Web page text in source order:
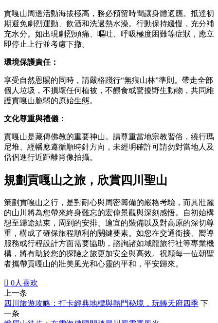
貢嘎山周邊活動海拔極高，務必預留時間讓身體適應。抵達初
期避免劇烈運動、飲酒和洗過熱水澡。行動保持緩慢，充分補
充水分。如出現劇烈頭痛、嘔吐、呼吸極度困難等症狀，應立
即停止上行並考慮下撤。
環境保護責任：
享受自然恩賜的同時，請嚴格踐行“無痕山林”準則。帶走全部
個人垃圾，不損壞任何植被，不餵食或驚擾野生動物，共同維
護貢嘎山脆弱的原始生態。
文化尊重與禮儀：
貢嘎山是藏傳佛教的重要神山。請尊重當地宗教習俗，繞行瑪
尼堆、經幡應遵循順時針方向，未經明確許可請勿對當地人及
僧侶進行近距離肖像拍攝。
規劃貢嘎山之旅，欣賞四川聖山
策劃貢嘎山之行，是對耐心與周密籌備的嚴格考驗，而其壯麗
的山川將為您帶來終身難忘的宏偉景觀與深刻感悟。自初始構
想至歸途結束，周到的安排、適宜的裝備以及對高原的深切尊
重，構成了確保旅程順利的關鍵要素。如您在交通銜接、嚮導
服務或行程設計方面需要協助，諮詢諸如域龍旅行社等專業機
構，將有助於您的探險之旅更加安全與高效。祝願每一位朝聖
者攜帶貢嘎山的壯美風光和心靈的平和，平安歸來。
 0人喜欢
上一条
四川旅遊攻略：打卡經典地標與熱門秘境，玩轉天府四季 下
一条